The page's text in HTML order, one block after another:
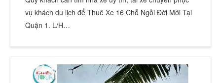
vụ khách du lịch để Thuê Xe 16 Chỗ Ngồi Đời Mới Tại
Quận 1. L/H…